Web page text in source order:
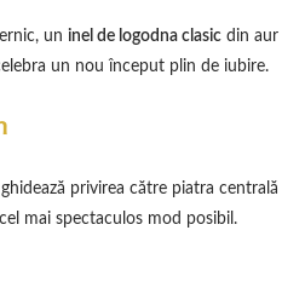
un inel de logodna clasic din aur
un nou început plin de iubire.
privirea către piatra
mai spectaculos mod posibil.